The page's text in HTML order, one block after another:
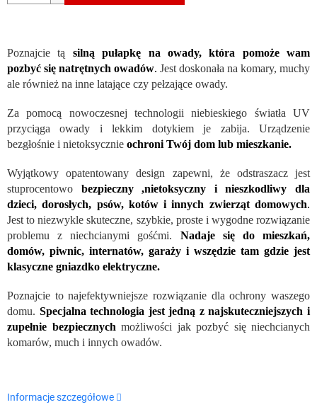
Poznajcie tą silną pułapkę na owady, która pomoże wam
pozbyć się natrętnych owadów. Jest doskonała na komary, muchy
ale również na inne latające czy pełzające owady.
Za pomocą nowoczesnej technologii niebieskiego światła UV
przyciąga owady i lekkim dotykiem je zabija. Urządzenie
bezgłośnie i nietoksycznie ochroni Twój dom lub mieszkanie.
Wyjątkowy opatentowany design zapewni, że odstraszacz jest
stuprocentowo bezpieczny ,nietoksyczny i nieszkodliwy dla
dzieci, dorosłych, psów, kotów i innych zwierząt domowych.
Jest to niezwykle skuteczne, szybkie, proste i wygodne rozwiązanie
problemu z niechcianymi gośćmi. Nadaje się do mieszkań,
domów, piwnic, internatów, garaży i wszędzie tam gdzie jest
klasyczne gniazdko elektryczne.
Poznajcie to najefektywniejsze rozwiązanie dla ochrony waszego
domu. Specjalna technologia jest jedną z najskuteczniejszych i
zupełnie bezpiecznych możliwości jak pozbyć się niechcianych
komarów, much i innych owadów.
Informacje szczegółowe